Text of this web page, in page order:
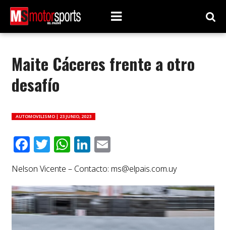
Maite Cáceres frente a otro
desafío
AUTOMOVILISMO | 23 JUNIO, 2023
Facebook
Twitter
WhatsApp
LinkedIn
Email
Nelson Vicente – Contacto: ms@elpais.com.uy